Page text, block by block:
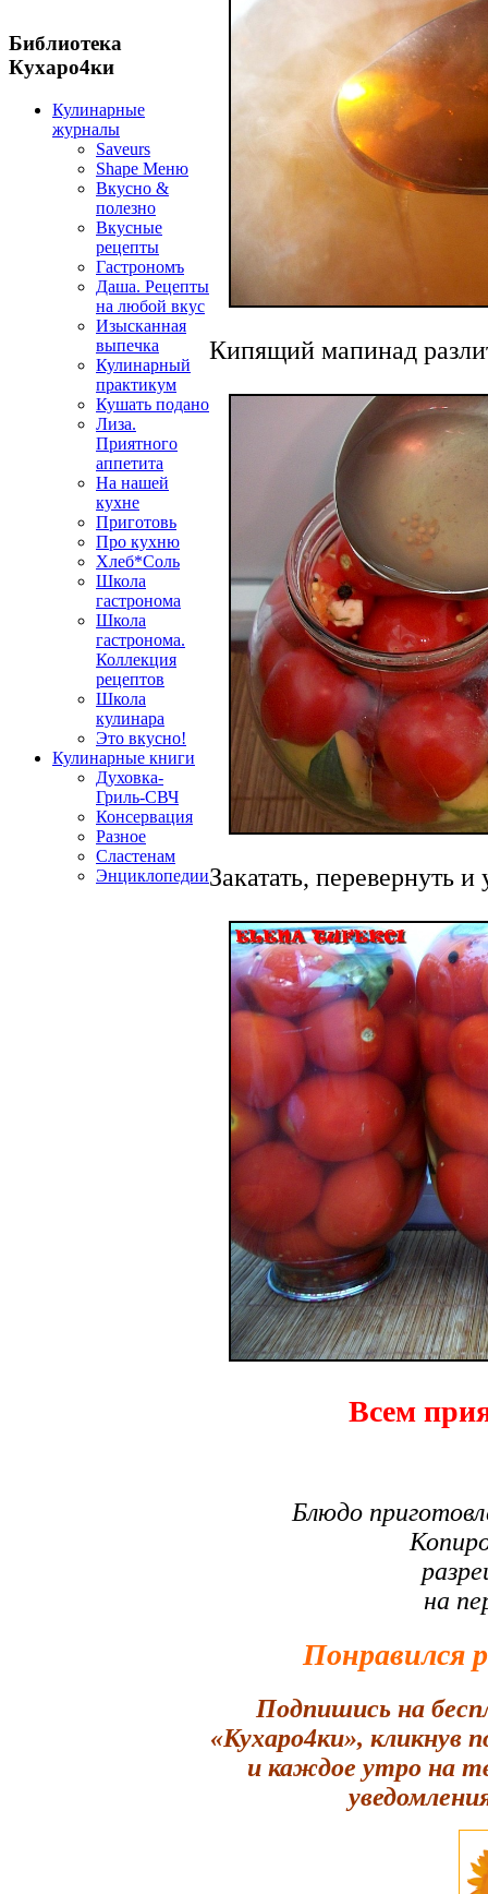
Библиотека
Кухаро4ки
Кулинарные
журналы
Saveurs
Shape Меню
Вкусно &
полезно
Вкусные
рецепты
Гастрономъ
Даша. Рецепты
на любой вкус
Изысканная
выпечка
Кулинарный
практикум
Кушать подано
Лиза.
Приятного
аппетита
На нашей
кухне
Приготовь
Про кухню
Хлеб*Соль
Школа
гастронома
Школа
гастронома.
Коллекция
рецептов
Школа
кулинара
Это вкусно!
Кулинарные книги
Духовка-
Гриль-СВЧ
Консервация
Разное
Сластенам
Энциклопедии
Кипящий мапинад
Закатать, перевернуть и
Всем
Блюдо
на
Понравился
Подпишись на
«Кухаро4ки», кликнув
и каждое утро на